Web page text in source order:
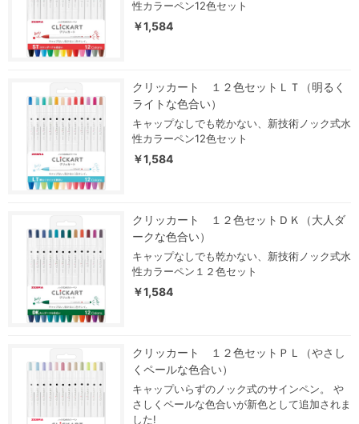
性カラーペン12色セット
￥1,584
クリッカート １２色セットＬＴ（明るく
ライトな色合い）
キャップなしでも乾かない、新技術ノック式水
性カラーペン12色セット
￥1,584
クリッカート １２色セットＤＫ（大人ダ
ークな色合い）
キャップなしでも乾かない、新技術ノック式水
性カラーペン１２色セット
￥1,584
クリッカート １２色セットＰＬ（やさし
くペールな色合い）
キャップいらずのノック式のサインペン。 や
さしくペールな色合いが新色として追加されま
した!